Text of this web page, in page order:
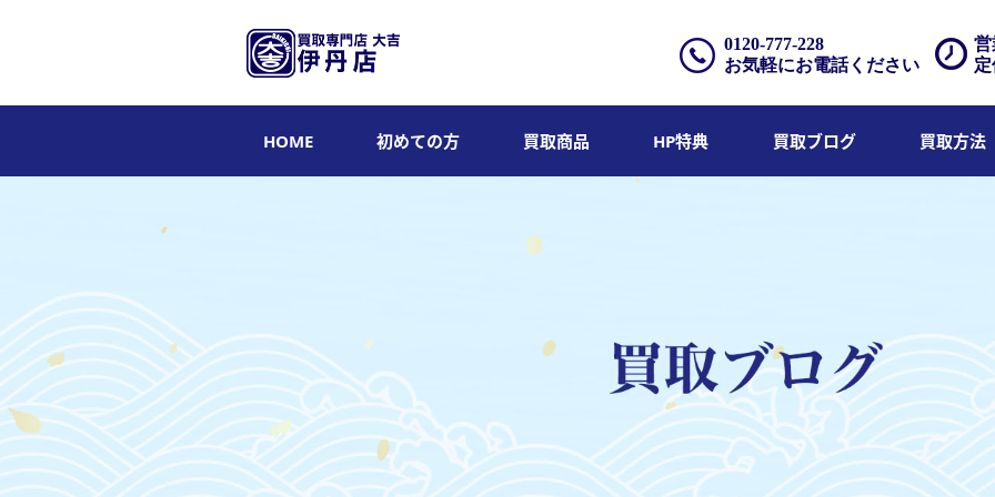
営
0120-777-228
お気軽にお電話ください
HOME 初めての方 買取商品 HP特典 買取ブログ 買取方法